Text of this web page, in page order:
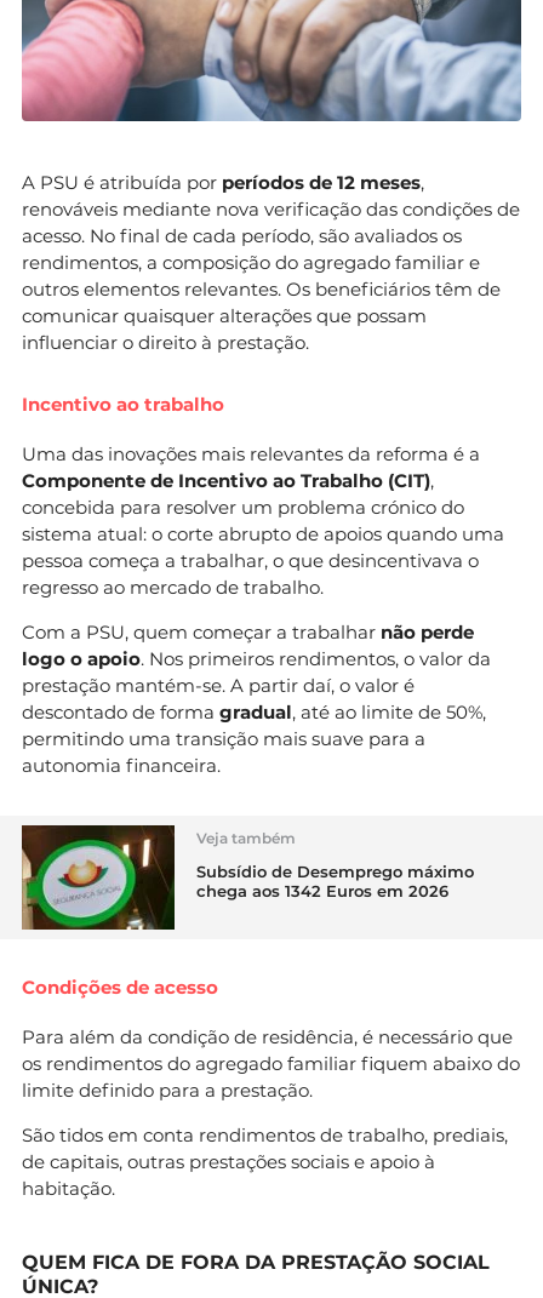
A PSU é atribuída por períodos de 12 meses,
renováveis mediante nova verificação das condições de
acesso. No final de cada período, são avaliados os
rendimentos, a composição do agregado familiar e
outros elementos relevantes. Os beneficiários têm de
comunicar quaisquer alterações que possam
influenciar o direito à prestação.
Incentivo ao trabalho
Uma das inovações mais relevantes da reforma é a
Componente de Incentivo ao Trabalho (CIT),
concebida para resolver um problema crónico do
sistema atual: o corte abrupto de apoios quando uma
pessoa começa a trabalhar, o que desincentivava o
regresso ao mercado de trabalho.
Com a PSU, quem começar a trabalhar não perde
logo o apoio. Nos primeiros rendimentos, o valor da
prestação mantém-se. A partir daí, o valor é
descontado de forma gradual, até ao limite de 50%,
permitindo uma transição mais suave para a
autonomia financeira.
Veja também
Subsídio de Desemprego máximo
chega aos 1342 Euros em 2026
Condições de acesso
Para além da condição de residência, é necessário que
os rendimentos do agregado familiar fiquem abaixo do
limite definido para a prestação.
São tidos em conta rendimentos de trabalho, prediais,
de capitais, outras prestações sociais e apoio à
habitação.
QUEM FICA DE FORA DA PRESTAÇÃO SOCIAL
ÚNICA?